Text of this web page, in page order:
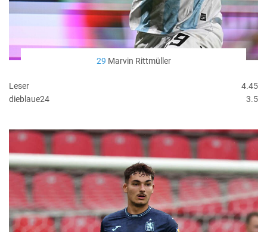
29 Marvin Rittmüller
Leser
4.45
dieblaue24
3.5